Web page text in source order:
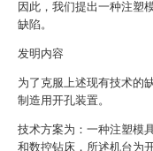
因此，我们提出一种注塑
缺陷。
发明内容
为了克服上述现有技术的
制造用开孔装置。
技术方案为：一种注塑模
和数控钻床，所述机台为